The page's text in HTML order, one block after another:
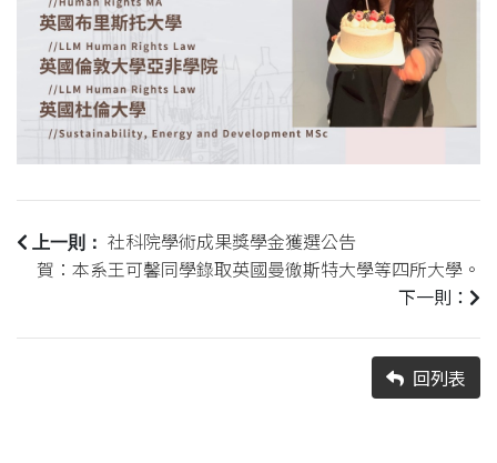
上一則：
社科院學術成果獎學金獲選公告
賀：本系王可馨同學錄取英國曼徹斯特大學等四所大學。
下一則：
回列表